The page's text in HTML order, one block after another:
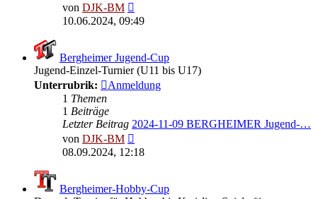
von DJK-BM
Beitrag
10.06.2024, 09:49
Bergheimer Jugend-Cup
Jugend-Einzel-Turnier (U11 bis U17)
Unterrubrik:
Anmeldung
1 Themen
1 Beiträge
Letzter Beitrag 2024-11-09 BERGHEIMER Jugend-…
von DJK-BM
Beitrag
08.09.2024, 12:18
Bergheimer-Hobby-Cup